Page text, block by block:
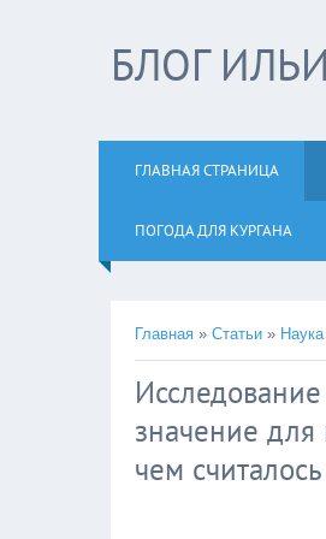
БЛОГ
ГЛАВНАЯ СТРАНИЦА
ПОГОДА ДЛЯ КУРГАНА
Главная » Статьи »
значение
чем